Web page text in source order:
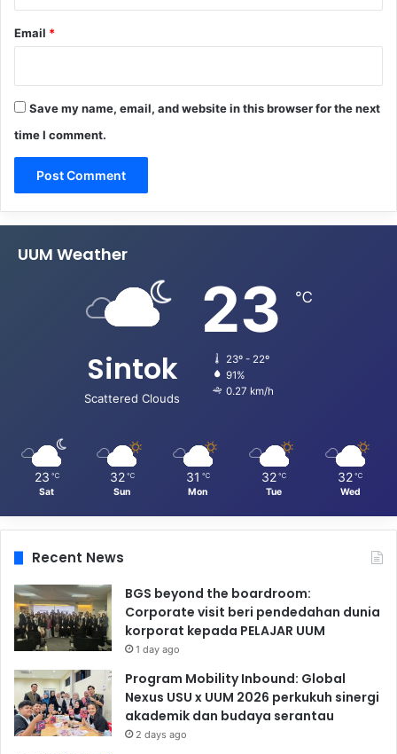
Email *
Save my name, email, and website in this browser for the next
time I comment.
UUM Weather
Sintok
Scattered Clouds
23 ℃
23º - 22º
91%
0.27 km/h
23 ℃
Sat
32 ℃
Sun
31 ℃
Mon
32 ℃
Tue
32 ℃
Wed
Recent News
BGS beyond the boardroom:
Corporate visit beri pendedahan dunia
korporat kepada PELAJAR UUM
1 day ago
Program Mobility Inbound: Global
Nexus USU x UUM 2026 perkukuh sinergi
akademik dan budaya serantau
2 days ago